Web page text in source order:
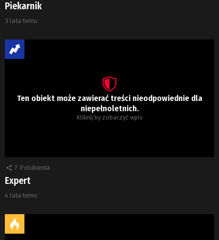
Piekarnik
3 lata temu
Ten obiekt może zawierać treści nieodpowiednie dla
niepełnoletnich.
Kliknij by zobaczyć wpis
7 Polubienia
Expert
4 lata temu